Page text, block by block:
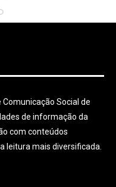
Social de
de informação da
com conteúdos
leitura mais diversificada.